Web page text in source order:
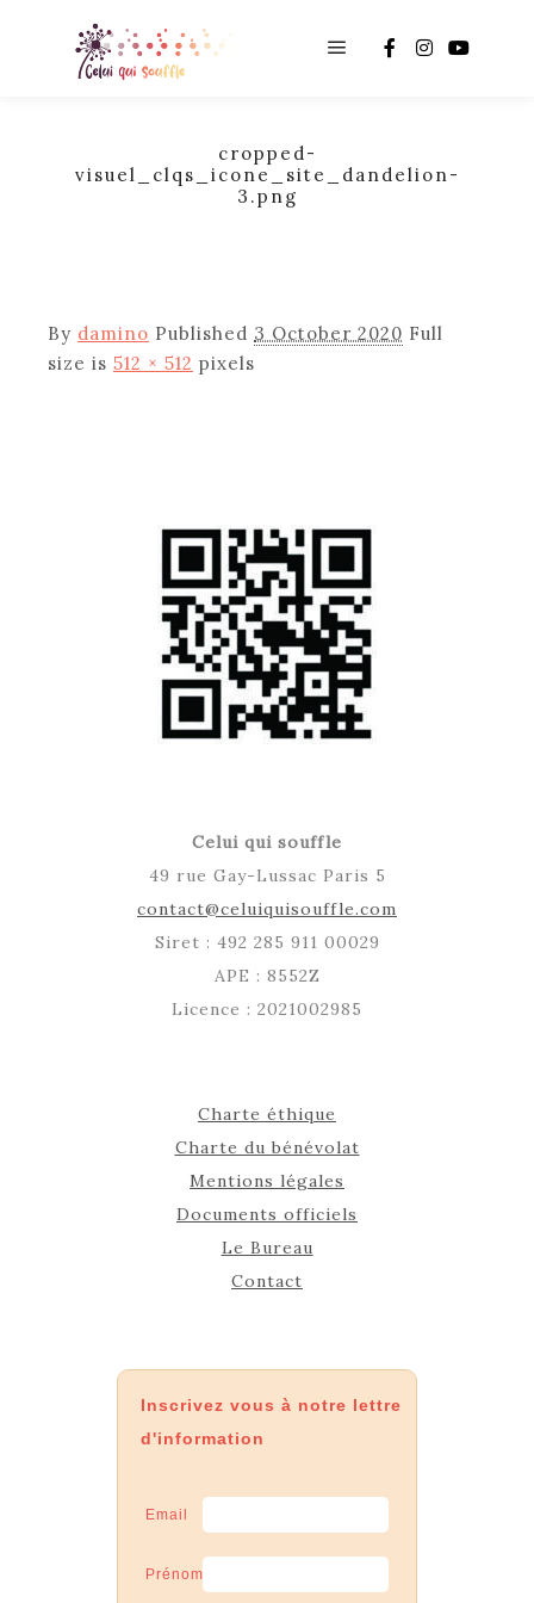
cropped-
visuel_clqs_icone_site_dandelion-
3.png
By damino Published 3 October 2020 Full
size is 512 × 512 pixels
Celui qui souffle
49 rue Gay-Lussac Paris 5
contact@celuiquisouffle.com
Siret : 492 285 911 00029
APE : 8552Z
Licence : 2021002985
Charte éthique
Charte du bénévolat
Mentions légales
Documents officiels
Le Bureau
Contact
Inscrivez vous à notre lettre
d'information
Email
Prénom